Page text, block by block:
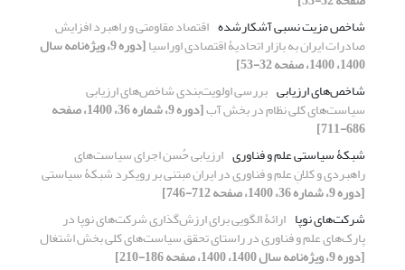
شاخص مزیت نسبی آشکار‏شده اقتصاد مقاومتی و راهبرد افزایش
صادرات ایران به بازار اتحادیۀ اقتصادی اوراسیا [دوره 9، ویژه‌نامه سال
1400، 1400، صفحه 32-53]
شاخص‌های ارزیابی بررسی اولویت‌بندی شاخص‌های ارزیابی
سیاست‌های کلی نظام در بخش آب [دوره 9، شماره 36، 1400، صفحه
686-711]
شبکۀ سیاستی علم و فناوری
ارزیابی حُسن اجرای سیاست‌‎های
راهبردی و کلانِ علم و فناوری در ایران مبتنی بر رویکرد شبکۀ سیاستی
[دوره 9، شماره 36، 1400، صفحه 712-746]
شرکت‌های نوپا ارائۀ الگویی برای ارزش‌گذاری شرکت‌های نوپا در
پارک‌های علم و فناوری در راستای تحقق سیاست‌های کلی بخش اشتغال
[دوره 9، ویژه‌نامه سال 1400، 1400، صفحه 186-210]